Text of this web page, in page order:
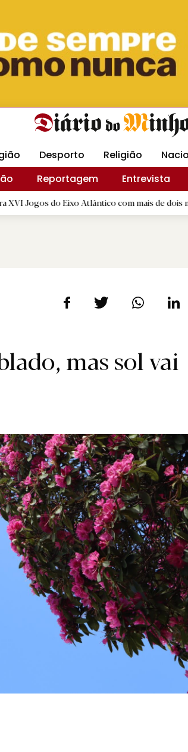
Minha Gráfica DM Livraria DM
Desporto Religião
Reportagem Entrevista
do Eixo Atlântico com mais de dois mil atletas
mas sol vai